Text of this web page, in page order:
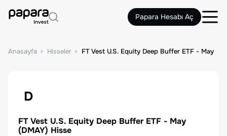
Papara Hesabı Aç
Anasayfa Hisseler FT Vest U.S. Equity Deep Buffer ETF - May
D
FT Vest U.S. Equity Deep Buffer ETF - May
(DMAY) Hisse